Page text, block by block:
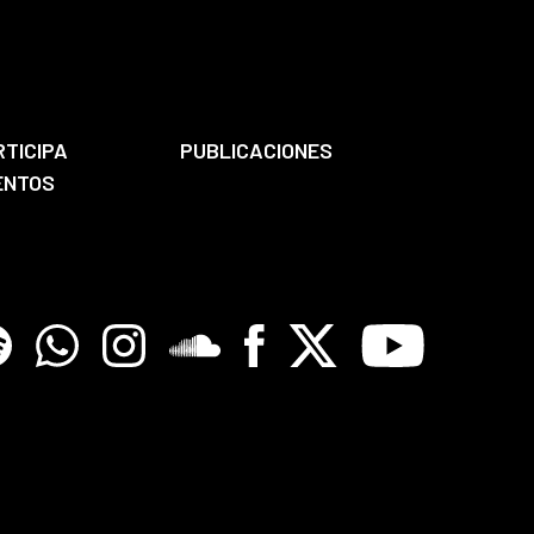
PUBLICACIONES
WhatsappInstagramSoundcloreFacebook
X Youtube